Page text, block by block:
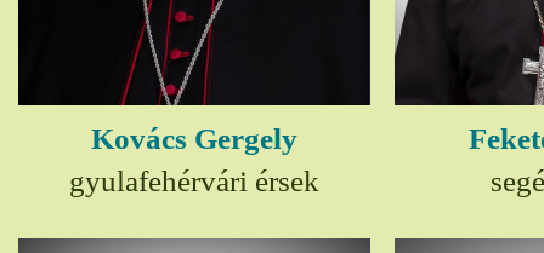
Kovács Gergely
gyulafehérvári érsek